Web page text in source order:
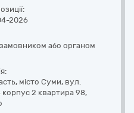
2026
або органом
, місто Суми, вул.
корпус 2 квартира 98,